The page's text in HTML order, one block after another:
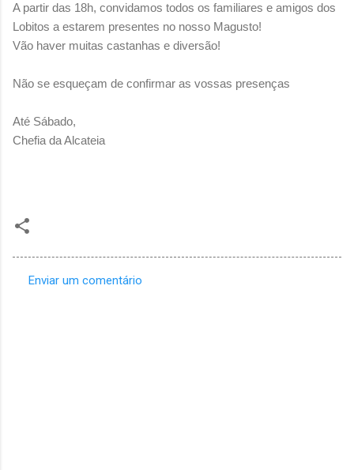
A partir das 18h, convidamos todos os familiares e amigos dos
Lobitos a estarem presentes no nosso Magusto!
Vão haver muitas castanhas e diversão!
Não se esqueçam de confirmar as vossas presenças
Até Sábado,
Chefia da Alcateia
Enviar um comentário